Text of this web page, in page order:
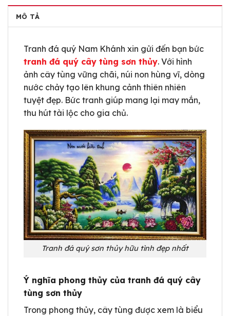
MÔ TẢ
Tranh đá quý Nam Khánh xin gửi đến bạn bức
tranh đá quý cây tùng sơn thủy. Với hình
ảnh cây tùng vững chãi, núi non hùng vĩ, dòng
nước chảy tạo lên khung cảnh thiên nhiên
tuyệt đẹp. Bức tranh giúp mang lại may mắn,
thu hút tài lộc cho gia chủ.
Tranh đá quý sơn thủy hữu tình đẹp nhất
Ý nghĩa phong thủy của tranh đá quý cây
tùng sơn thủy
Trong phong thủy, cây tùng được xem là biểu